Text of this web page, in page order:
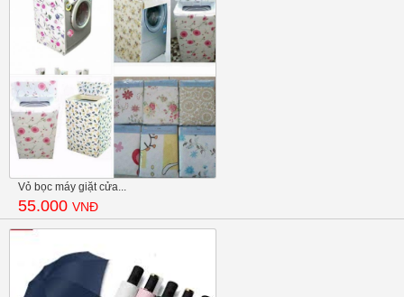
Vỏ bọc máy giặt cửa...
55.000 VNĐ